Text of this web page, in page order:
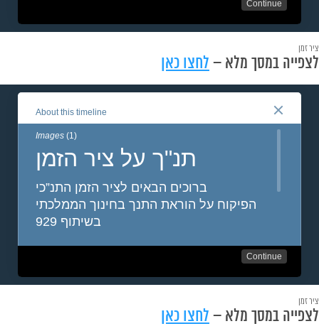
ציר זמן
לצפייה במסך מלא – לחצו כאן
ציר זמן
לצפייה במסך מלא – לחצו כאן